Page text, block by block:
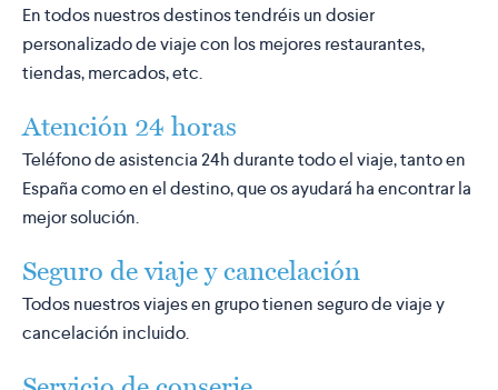
En todos nuestros destinos tendréis un dosier
personalizado de viaje con los mejores restaurantes,
tiendas, mercados, etc.
Atención 24 horas
Teléfono de asistencia 24h durante todo el viaje, tanto en
España como en el destino, que os ayudará ha encontrar la
mejor solución.
Seguro de viaje y cancelación
Todos nuestros viajes en grupo tienen seguro de viaje y
cancelación incluido.